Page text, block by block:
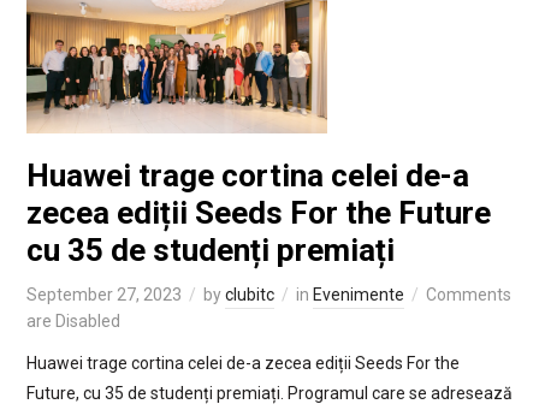
Huawei trage cortina celei de-a
zecea ediții Seeds For the Future
cu 35 de studenți premiați
September 27, 2023 byclubitc in Evenimente
Comments
are Disabled
Huawei trage cortina celei de-a zecea ediții Seeds For the
Future, cu 35 de studenți premiați. Programul care se adresează